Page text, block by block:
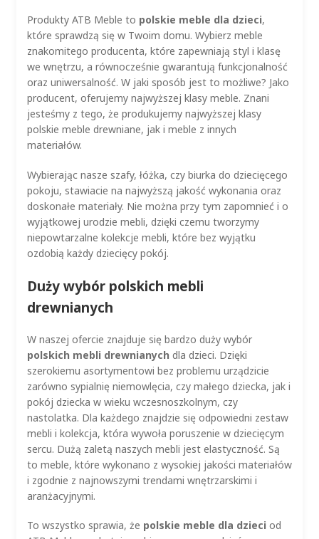
Produkty ATB Meble to polskie meble dla dzieci,
które sprawdzą się w Twoim domu. Wybierz meble
znakomitego producenta, które zapewniają styl i klasę
we wnętrzu, a równocześnie gwarantują funkcjonalność
oraz uniwersalność. W jaki sposób jest to możliwe? Jako
producent, oferujemy najwyższej klasy meble. Znani
jesteśmy z tego, że produkujemy najwyższej klasy
polskie meble drewniane, jak i meble z innych
materiałów.
Wybierając nasze szafy, łóżka, czy biurka do dziecięcego
pokoju, stawiacie na najwyższą jakość wykonania oraz
doskonałe materiały. Nie można przy tym zapomnieć i o
wyjątkowej urodzie mebli, dzięki czemu tworzymy
niepowtarzalne kolekcje mebli, które bez wyjątku
ozdobią każdy dziecięcy pokój.
Duży wybór polskich mebli
drewnianych
W naszej ofercie znajduje się bardzo duży wybór
polskich mebli drewnianych dla dzieci. Dzięki
szerokiemu asortymentowi bez problemu urządzicie
zarówno sypialnię niemowlęcia, czy małego dziecka, jak i
pokój dziecka w wieku wczesnoszkolnym, czy
nastolatka. Dla każdego znajdzie się odpowiedni zestaw
mebli i kolekcja, która wywoła poruszenie w dziecięcym
sercu. Dużą zaletą naszych mebli jest elastyczność. Są
to meble, które wykonano z wysokiej jakości materiałów
i zgodnie z najnowszymi trendami wnętrzarskimi i
aranżacyjnymi.
To wszystko sprawia, że polskie meble dla dzieci od